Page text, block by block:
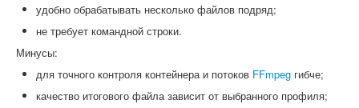
удобно обрабатывать несколько файлов подряд;
не требует командной строки.
Минусы:
для точного контроля контейнера и потоков FFmpeg гибче;
качество итогового файла зависит от выбранного профиля;